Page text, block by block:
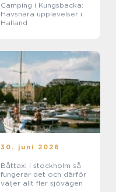
Camping i Kungsbacka:
Havsnära upplevelser i
Halland
30. juni 2026
Båttaxi i stockholm så
fungerar det och därför
väljer allt fler sjövägen